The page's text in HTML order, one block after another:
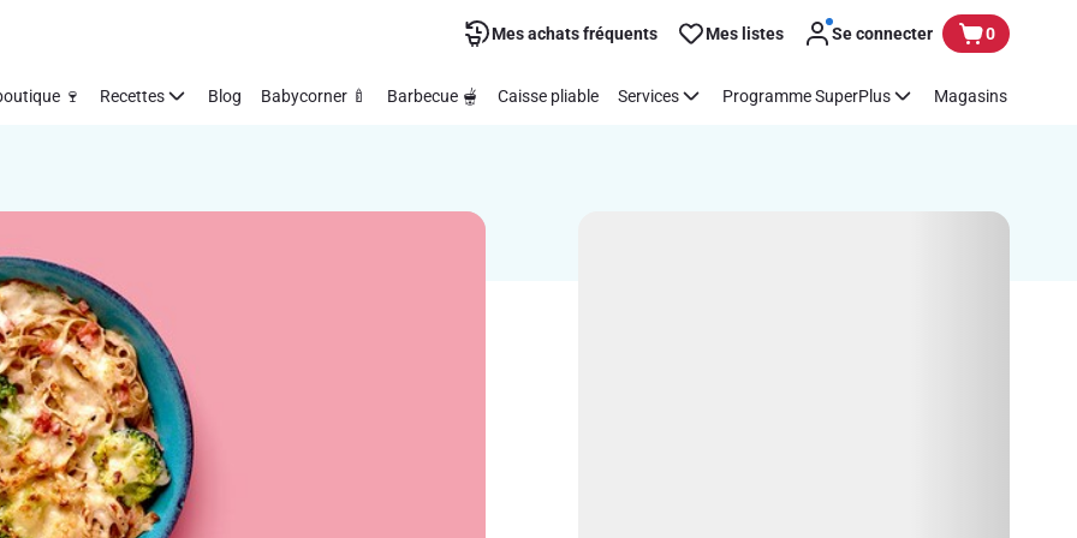
Mes achats fréquents Mes listes Se connecter 0
🍷 Recettes Blog Babycorner 🍼 Barbecue 🫕 Caisse pliable Services Programme SuperPlus Magasins